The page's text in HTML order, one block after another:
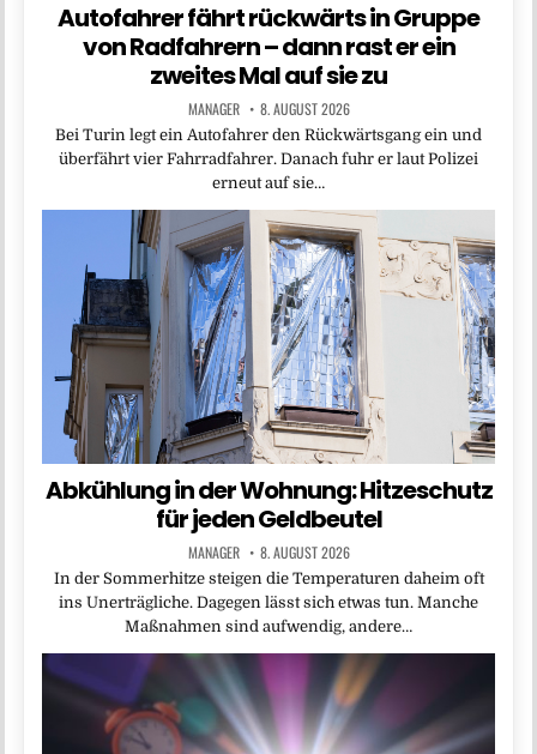
Autofahrer fährt rückwärts in Gruppe
von Radfahrern – dann rast er ein
zweites Mal auf sie zu
MANAGER 8. AUGUST 2026
Bei Turin legt ein Autofahrer den Rückwärtsgang ein und
überfährt vier Fahrradfahrer. Danach fuhr er laut Polizei
erneut auf sie…
Abkühlung in der Wohnung: Hitzeschutz
für jeden Geldbeutel
MANAGER 8. AUGUST 2026
In der Sommerhitze steigen die Temperaturen daheim oft
ins Unerträgliche. Dagegen lässt sich etwas tun. Manche
Maßnahmen sind aufwendig, andere…